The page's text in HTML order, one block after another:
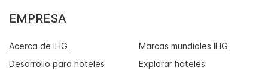
EMPRESA
Acerca de IHG
Marcas mundiales IHG
Desarrollo para hoteles
Explorar hoteles